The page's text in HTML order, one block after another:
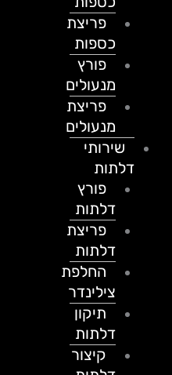
פריצת
כספות
פורץ
מנעולים
פריצת
מנעולים
שירותי
דלתות
פורץ
דלתות
פריצת
דלתות
החלפת
צילינדר
תיקון
דלתות
קיצור